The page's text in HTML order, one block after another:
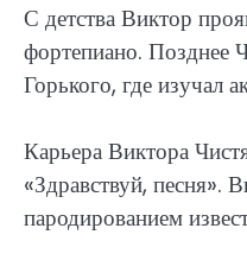
С детства Виктор
фортепиано. Позднее
Горького, где изучал
Карьера Виктора
«Здравствуй, песня».
пародированием